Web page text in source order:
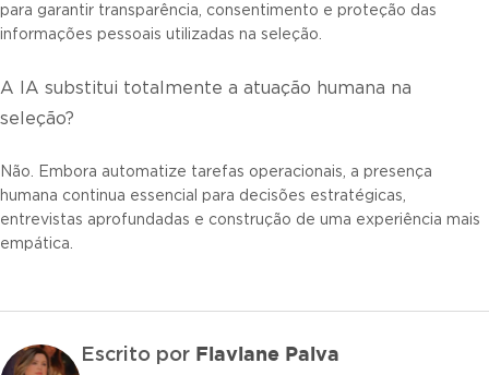
para garantir transparência, consentimento e proteção das
informações pessoais utilizadas na seleção.
A IA substitui totalmente a atuação humana na
seleção?
Não. Embora automatize tarefas operacionais, a presença
humana continua essencial para decisões estratégicas,
entrevistas aprofundadas e construção de uma experiência mais
empática.
Escrito por Flaviane Paiva